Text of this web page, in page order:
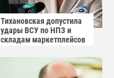
Тихановская допустила
удары ВСУ по НПЗ и
складам маркетплейсов